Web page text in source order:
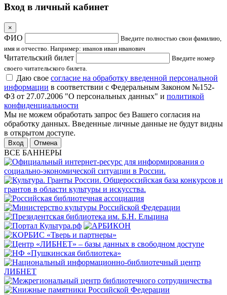
Вход в личный кабинет
×
ФИО
Введите полностью свои фамилию,
имя и отчество. Например: иванов иван иванович
Читательский билет
Введите номер
своего читательского билета.
Даю свое согласие на обработку введенной персональной
информации в соответствии с Федеральным Законом №152-
ФЗ от 27.07.2006 "О персональных данных" и политикой
конфиденциальности
Мы не можем обработать запрос без Вашего согласия на
обработку данных. Введенные личные данные не будут видны
в открытом доступе.
Отмена
ВСЕ БАННЕРЫ